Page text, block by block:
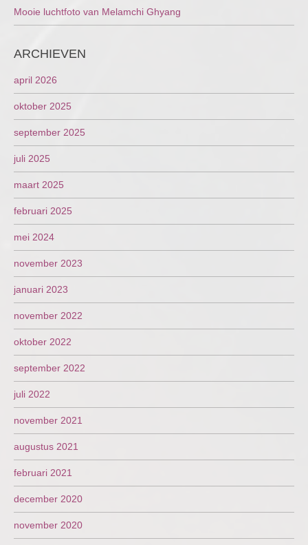
Mooie luchtfoto van Melamchi Ghyang
ARCHIEVEN
april 2026
oktober 2025
september 2025
juli 2025
maart 2025
februari 2025
mei 2024
november 2023
januari 2023
november 2022
oktober 2022
september 2022
juli 2022
november 2021
augustus 2021
februari 2021
december 2020
november 2020